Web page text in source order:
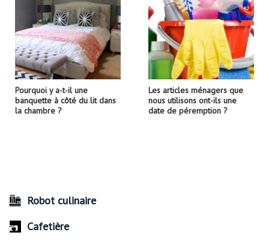
Pourquoi y a-t-il une
banquette à côté du lit dans
la chambre ?
Les articles ménagers que
nous utilisons ont-ils une
date de péremption ?
Robot culinaire
Cafetière